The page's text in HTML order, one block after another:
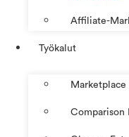
Affiliate-
Työkalut
Marketplace
Comparison